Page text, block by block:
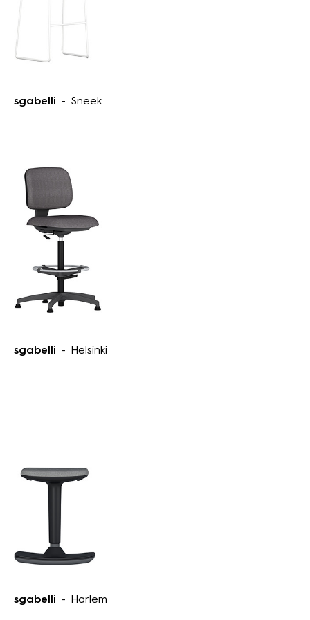
sgabelli - Sneek
sgabelli - Helsinki
sgabelli - Harlem